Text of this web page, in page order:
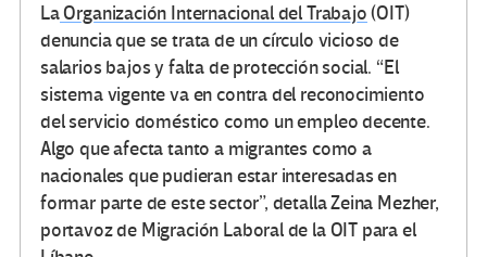
LaOrganización Internacional del Trabajo(OIT)
denuncia que se trata de un círculo vicioso de
salarios bajos y falta de protección social. “El
sistema vigente va en contra del reconocimiento
del servicio doméstico como un empleo decente.
Algo que afecta tanto a migrantes como a
nacionales que pudieran estar interesadas en
formar parte de este sector”, detalla Zeina Mezher,
portavoz de Migración Laboral de la OIT para el